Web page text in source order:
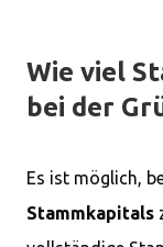
Wie viel
bei der
Es ist möglich,
Stammkapitals